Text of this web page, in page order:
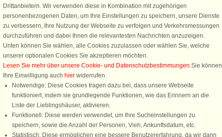
Erhalten Sie einenWillkommensgutschein von 25 € für Ihren nächsten
Ferienhausurlaub - melden Sie sich einfach für den DanCenter Newsletter
an. Verpassen Sie nie wieder exklusive Angebote, Gewinnspiele und
Urlaubstipps!
Newsletter abonnieren
Drittanbietern. Wir verwenden diese in Kombination mit zugehörigen
personenbezogenen Daten, um Ihre Einstellungen zu speichern, unsere Dienste
zu verbessern, Ihre Nutzung der Webseite zu verfolgen und Verkehrsmessungen
durchzuführen und dabei Ihnen die relevantesten Nachrichten anzuzeigen.
Unten können Sie wählen, alle Cookies zuzulassen oder wählen Sie, welche
unserer optionalen Cookies Sie akzeptieren möchten.
Lesen Sie mehr über unsere Cookie- und Datenschutzbestimmungen.Sie können
Ihre Einwilligung auch hier widerrufen.
Notwendige: Diese Cookies tragen dazu bei, dass unsere Webseite
funktioniert, indem sie grundlegende Funktionen, wie das Erinnern an die
Liste der Lieblingshäuser, aktivieren.
Funktionell: Diese werden verwendet, um Ihre Sucheinstellungen zu
speichern, sowie die Anzahl der Personen, Vieh, Ankunftsdatum, etc.
Statistisch: Diese ermöglichen eine bessere Benutzererfahrung, da wir dann